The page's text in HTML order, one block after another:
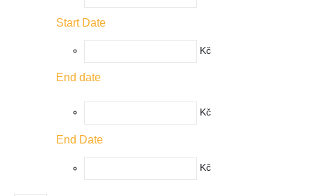
Start Date
Kč
End date
Kč
End Date
Kč